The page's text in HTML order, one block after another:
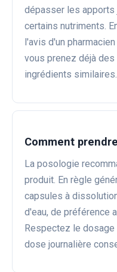
dépasser les apports
certains nutriments.
l'avis d'un
vous prenez déjà
ingrédients similaires.
Comment
La posologie
produit. En règle
capsules à
d'eau, de préférence
Respectez le
dose journalière